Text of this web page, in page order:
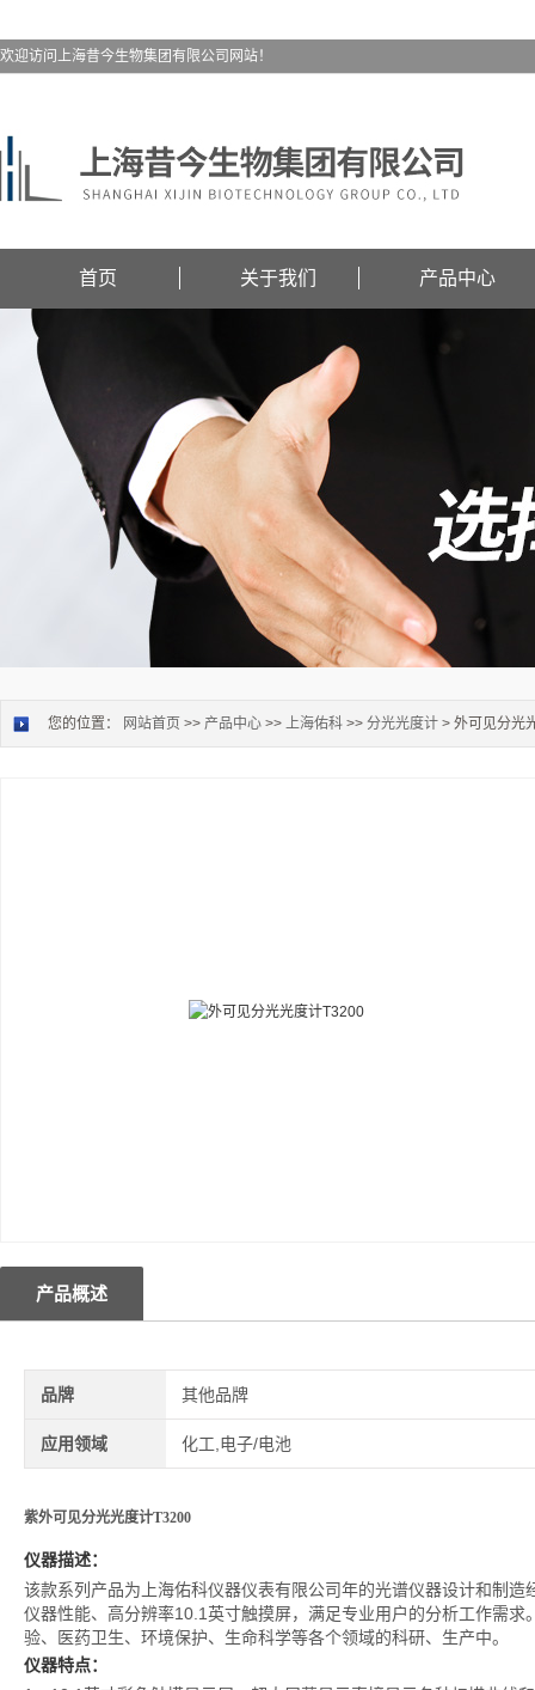
欢迎访问上海昔今生物集团有限公司网站！
首页 关于我们 产品中心
您的位置： 网站首页 >> 产品中心 >> 上海佑科 >> 分光光度计 > 外可见分光
产品概述
品牌 其他品牌
应用领域 化工,电子/电池
紫外可见分光光度计T3200
仪器描述：
该款系列产品为上海佑科仪器仪表有限公司年的光谱仪器设计和制
仪器性能、高分辨率10.1英寸触摸屏，满足专业用户的分析工作需
验、医药卫生、环境保护、生命科学等各个领域的科研、生产中。
仪器特点：